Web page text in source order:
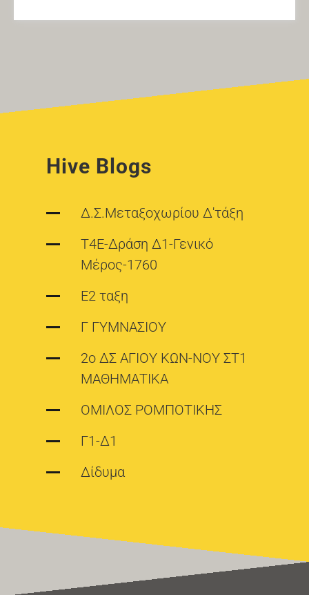
Hive Blogs
Δ.Σ.Μεταξοχωρίου Δ'τάξη
T4E-Δράση Δ1-Γενικό
Μέρος-1760
Ε2 ταξη
Γ ΓΥΜΝΑΣΙΟΥ
2ο ΔΣ ΑΓΙΟΥ ΚΩΝ-ΝΟΥ ΣΤ1
ΜΑΘΗΜΑΤΙΚΑ
ΟΜΙΛΟΣ ΡΟΜΠΟΤΙΚΗΣ
Γ1-Δ1
Δίδυμα